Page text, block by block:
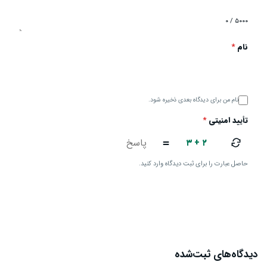
۰ / ۵۰۰۰
نام*
نام من برای دیدگاه بعدی ذخیره شود.
تأیید امنیتی*
۳ + ۲ =
حاصل عبارت را برای ثبت دیدگاه وارد کنید.
دیدگاه‌های ثبت‌شده